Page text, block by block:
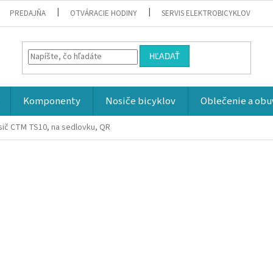
PREDAJŇA OTVÁRACIE HODINY SERVIS ELEKTROBICYKLOV
HĽADAŤ
Komponenty Nosiče bicyklov Oblečenie a
CTM TS10, na sedlovku, QR